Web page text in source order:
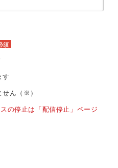
須
す
せん（※）
の停止は「配信停止」ページ